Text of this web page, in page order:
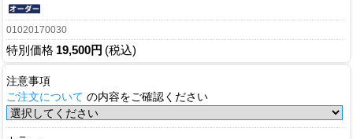
01020170030
特別価格 19,500円 (税込)
注意事項
ご注文について の内容をご確認ください